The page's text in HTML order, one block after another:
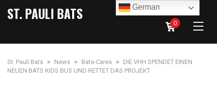
ST. PAULI BATS
0
St. Pauli Bats > News > Bats-Cares > DIE VHH SPENDET EINEN
NEUEN BATS KIDS BUS UND RETTET DAS PROJEKT
German